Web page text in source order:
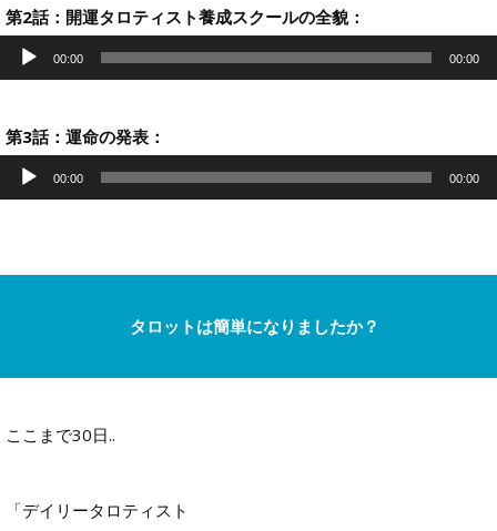
ヤ
ー第2話：開運タロティスト養成スクールの全貌：
音
プ
ヤ
ー
00:00 00:00
第3話：運命の発表：
音
プ
00:00 00:00
タロットは簡単になりましたか？
ここまで30日..
「デイリータロティスト